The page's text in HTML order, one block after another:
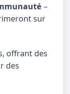
–
sur
offrant des
des